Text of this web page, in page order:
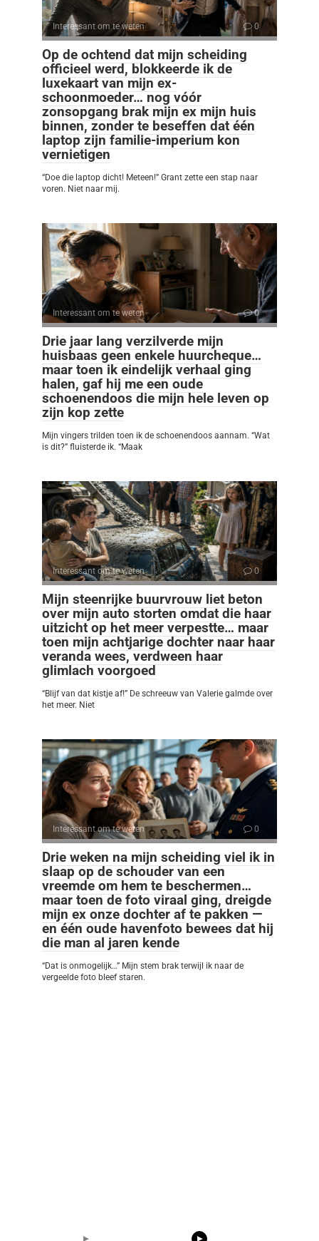
Interessant om te weten 0
Op de ochtend dat mijn scheiding
officieel werd, blokkeerde ik de
luxekaart van mijn ex-
schoonmoeder… nog vóór
zonsopgang brak mijn ex mijn huis
binnen, zonder te beseffen dat één
laptop zijn familie-imperium kon
vernietigen
“Doe die laptop dicht! Meteen!” Grant zette een stap naar
voren. Niet naar mij.
Interessant om te weten 0
Drie jaar lang verzilverde mijn
huisbaas geen enkele huurcheque…
maar toen ik eindelijk verhaal ging
halen, gaf hij me een oude
schoenendoos die mijn hele leven op
zijn kop zette
Mijn vingers trilden toen ik de schoenendoos aannam. “Wat
is dit?” fluisterde ik. “Maak
Interessant om te weten 0
Mijn steenrijke buurvrouw liet beton
over mijn auto storten omdat die haar
uitzicht op het meer verpestte… maar
toen mijn achtjarige dochter naar haar
veranda wees, verdween haar
glimlach voorgoed
“Blijf van dat kistje af!” De schreeuw van Valerie galmde over
het meer. Niet
Interessant om te weten 0
Drie weken na mijn scheiding viel ik in
slaap op de schouder van een
vreemde om hem te beschermen…
maar toen de foto viraal ging, dreigde
mijn ex onze dochter af te pakken —
en één oude havenfoto bewees dat hij
die man al jaren kende
“Dat is onmogelijk…” Mijn stem brak terwijl ik naar de
vergeelde foto bleef staren.